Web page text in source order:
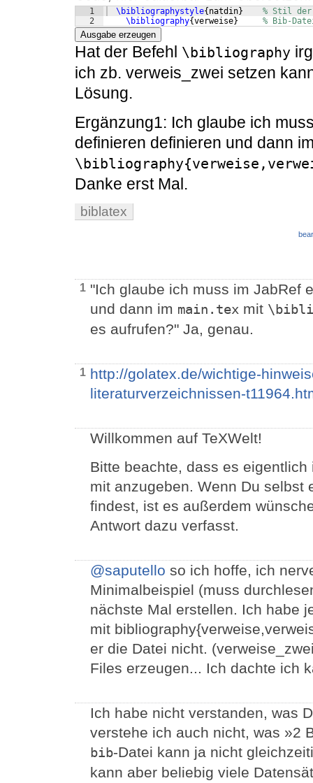
1
2
\bibliographystyle{ natdin}
% Stil
\bibliography{verweise} % Bib-
Ausgabe erzeugen
Hat der Befehl \bibliography
ich zb. verweis_zwei setzen
Lösung.
Ergänzung1: Ich glaube ich
definieren definieren und dann
Danke erst Mal.
biblatex
1 "Ich glaube ich muss im JabRef
und dann im main.tex mit
es aufrufen?" Ja, genau.
1 http://golatex.de/wichtige-
literaturverzeichnissen-
Willkommen auf TeXWelt!
Bitte beachte, dass es
mit anzugeben. Wenn Du selbst
findest, ist es außerdem
Antwort dazu verfasst.
@saputello so ich hoffe, ich
Minimalbeispiel (muss
nächste Mal erstellen. Ich habe
mit
er die Datei nicht.
Files erzeugen... Ich dachte ich
Ich habe nicht verstanden, was
verstehe ich auch nicht, was »2
bib-Datei kann ja nicht
kann aber beliebig viele